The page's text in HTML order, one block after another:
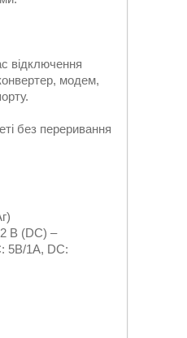
відключення
модем,
без переривання
В (DC) –
5В/1А, DC: